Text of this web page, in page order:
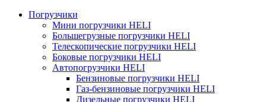
Погрузчики
Мини погрузчики HELI
Большегрузные погрузчики HELI
Телескопические погрузчики HELI
Боковые погрузчики HELI
Автопогрузчики HELI
Бензиновые погрузчики HELI
Газ-бензиновые погрузчики HELI
Дизельные погрузчики HELI